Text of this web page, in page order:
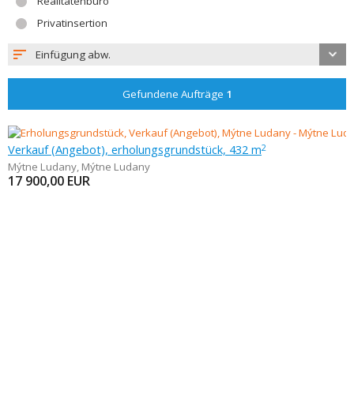
Privatinsertion
Einfügung abw.
Gefundene Aufträge 1
Verkauf (Angebot), erholungsgrundstück, 432 m2
Mýtne Ludany, Mýtne Ludany
17 900,00 EUR